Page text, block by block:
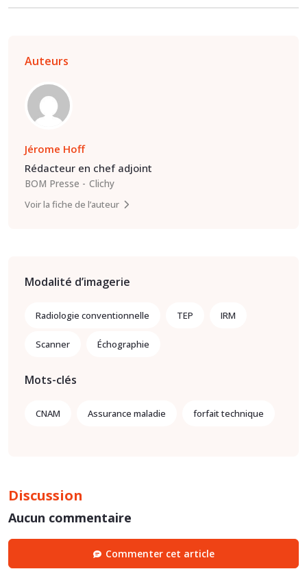
Auteurs
Jérome Hoff
Rédacteur en chef adjoint
BOM Presse
Clichy
Voir la fiche de l’auteur
Modalité d’imagerie
Radiologie conventionnelle TEP IRM
Scanner Échographie
Mots-clés
CNAM Assurance maladie forfait technique
Discussion
Aucun commentaire
Commenter cet article